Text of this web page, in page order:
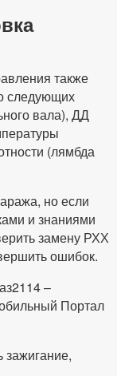
также
следующих
вала), ДД
(лямбда
но если
и знаниями
замену РХХ
ошибок.
–
Портал
зажигание,